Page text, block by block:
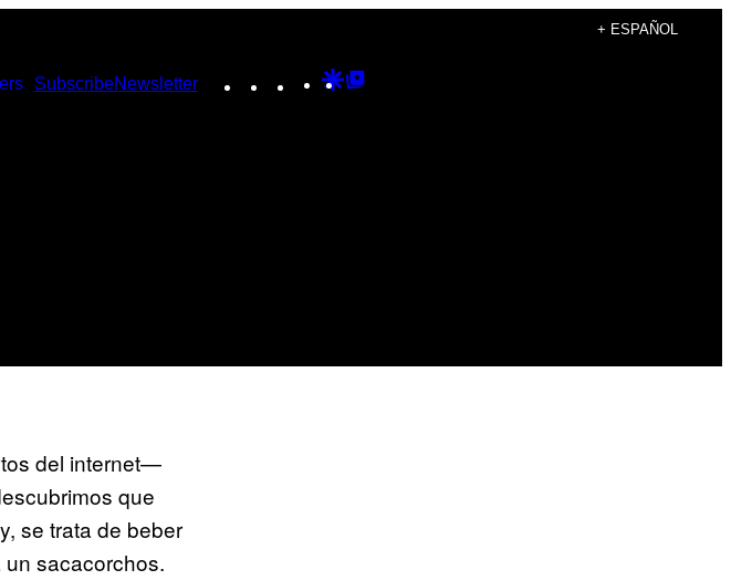
+ ESPAÑOL
SubscribeNewsletter Instagram
TikTokYouTube
Google
del internet—
que
se trata de beber
sacacorchos.